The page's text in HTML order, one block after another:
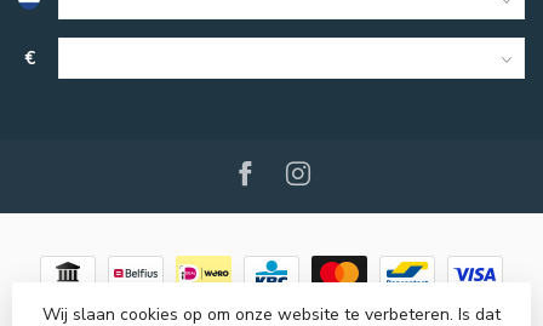
€
© Copyright 2026 Nisim- Powered byLightspeed-Lightspeed
Wij slaan cookies op om onze website te verbeteren. Is dat